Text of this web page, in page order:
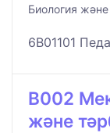
Биология
6B01101
B002
және